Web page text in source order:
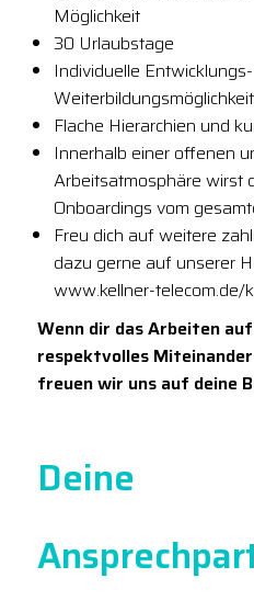
Möglichkeit
30 Urlaubstage
Individuelle
Flache Hierarchien und
Innerhalb einer offenen
Arbeitsatmosphäre wirst
Onboardings vom
Freu dich auf weitere
dazu gerne auf unserer
www.kellner-telecom.de/
Wenn dir das Arbeiten
respektvolles
freuen wir uns auf deine
Deine